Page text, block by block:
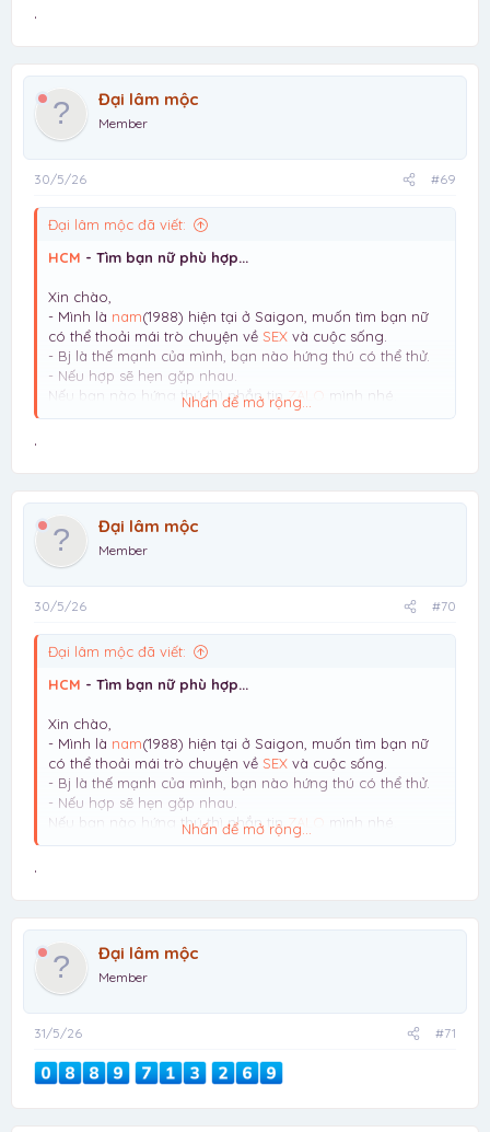
.
Đại lâm mộc
Member
30/5/26 #69
Đại lâm mộc đã viết:
HCM - Tìm bạn nữ phù hợp...
Xin chào,
- Mình là nam(1988) hiện tại ở Saigon, muốn tìm bạn nữ
có thể thoải mái trò chuyện về SEX và cuộc sống.
- Bj là thế mạnh của mình, bạn nào hứng thú có thể thử.
- Nếu hợp sẽ hẹn gặp nhau.
Nếu bạn nào hứng thú thì nhắn tinZALO mình nhé.
Lưu ý: mình chỉ tìm NỮ, giới tính khác vui lòng đừng liên
Nhấn để mở rộng...
.
Đại lâm mộc
Member
30/5/26 #70
Đại lâm mộc đã viết:
HCM - Tìm bạn nữ phù hợp...
Xin chào,
- Mình là nam(1988) hiện tại ở Saigon, muốn tìm bạn nữ
có thể thoải mái trò chuyện về SEX và cuộc sống.
- Bj là thế mạnh của mình, bạn nào hứng thú có thể thử.
- Nếu hợp sẽ hẹn gặp nhau.
Nếu bạn nào hứng thú thì nhắn tinZALO mình nhé.
Lưu ý: mình chỉ tìm NỮ, giới tính khác vui lòng đừng liên
Nhấn để mở rộng...
.
Đại lâm mộc
Member
31/5/26 #71